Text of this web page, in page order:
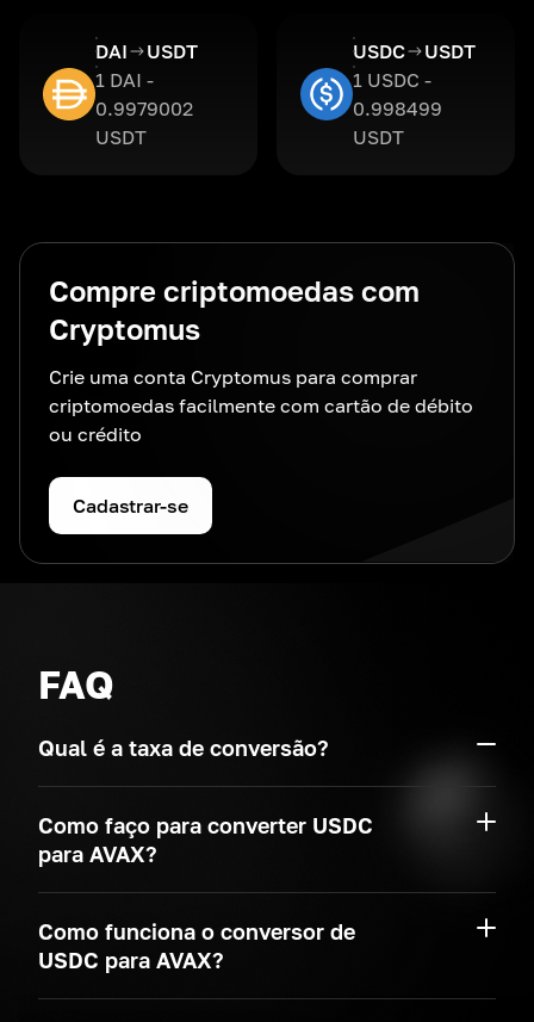
DAI
USDT
1 DAI -
0.9979002
USDT
USDC
USDT
1 USDC -
0.998499
USDT
Compre criptomoedas com
Cryptomus
Crie uma conta Cryptomus para comprar
criptomoedas facilmente com cartão de débito
ou crédito
Cadastrar-se
FAQ
Qual é a taxa de conversão?
Como faço para converter USDC
para AVAX?
Como funciona o conversor de
USDC para AVAX?